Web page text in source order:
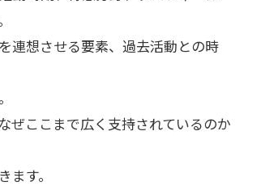
連想させる要素、過去活動との時
ぜここまで広く支持されているのか
す。